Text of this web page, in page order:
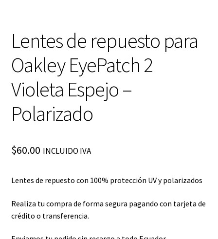
Lentes de repuesto para
Oakley EyePatch 2
Violeta Espejo –
Polarizado
$60.00 INCLUIDO IVA
Lentes de repuesto con 100% protección UV y polarizados
Realiza tu compra de forma segura pagando con tarjeta de
crédito o transferencia.